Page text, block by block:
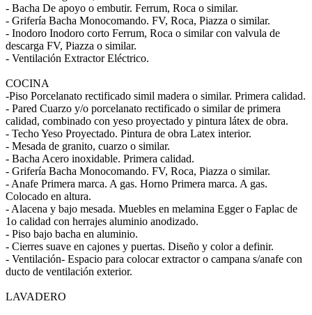
- Bacha De apoyo o embutir. Ferrum, Roca o similar.
- Grifería Bacha Monocomando. FV, Roca, Piazza o similar.
- Inodoro Inodoro corto Ferrum, Roca o similar con valvula de
descarga FV, Piazza o similar.
- Ventilación Extractor Eléctrico.
COCINA
-Piso Porcelanato rectificado simil madera o similar. Primera calidad.
- Pared Cuarzo y/o porcelanato rectificado o similar de primera
calidad, combinado con yeso proyectado y pintura látex de obra.
- Techo Yeso Proyectado. Pintura de obra Latex interior.
- Mesada de granito, cuarzo o similar.
- Bacha Acero inoxidable. Primera calidad.
- Grifería Bacha Monocomando. FV, Roca, Piazza o similar.
- Anafe Primera marca. A gas. Horno Primera marca. A gas.
Colocado en altura.
- Alacena y bajo mesada. Muebles en melamina Egger o Faplac de
1o calidad con herrajes aluminio anodizado.
- Piso bajo bacha en aluminio.
- Cierres suave en cajones y puertas. Diseño y color a definir.
- Ventilación- Espacio para colocar extractor o campana s/anafe con
ducto de ventilación exterior.
LAVADERO